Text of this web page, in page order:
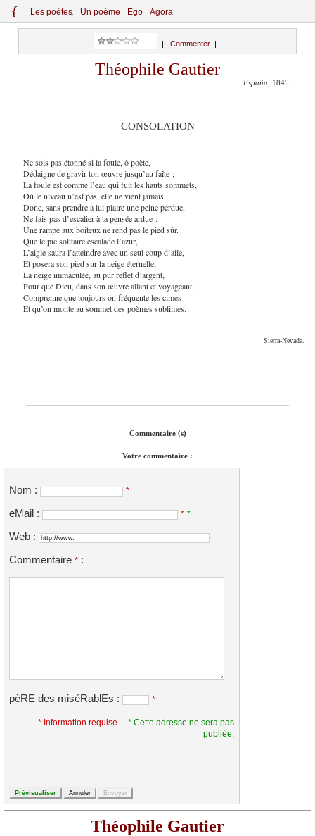
{ Les poètes Un poème Ego Agora
Commenter
Théophile Gautier
España , 1845
CONSOLATION
Ne sois pas étonné si la foule, ô poète,
Dédaigne de gravir ton œuvre jusqu’au faîte ;
La foule est comme l’eau qui fuit les hauts sommets,
Où le niveau n’est pas, elle ne vient jamais.
Donc, sans prendre à lui plaire une peine perdue,
Ne fais pas d’escalier à ta pensée ardue :
Une rampe aux boiteux ne rend pas le pied sûr.
Que le pic solitaire escalade l’azur,
L’aigle saura l’atteindre avec un seul coup d’aile,
Et posera son pied sur la neige éternelle,
La neige immaculée, au pur reflet d’argent,
Pour que Dieu, dans son œuvre allant et voyageant,
Comprenne que toujours on fréquente les cimes
Et qu’on monte au sommet des poèmes sublimes.
Sierra-Nevada.
Commentaire (s)
Votre commentaire :
Nom : *
eMail : * *
Web :
Commentaire * :
pèRE des miséRablEs : *
* Information requise.
* Cette adresse ne sera pas
publiée.
Théophile Gautier